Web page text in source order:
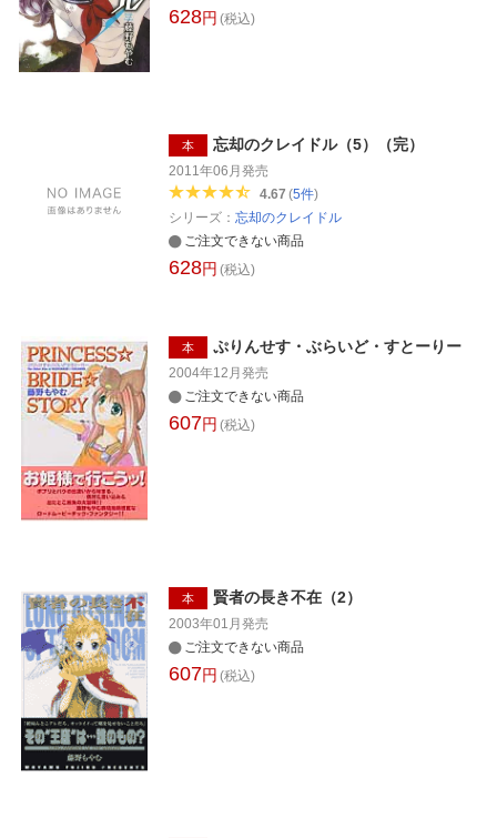
628円 (税込)
本 忘却のクレイドル（5）（完）
2011年06月 発売
4.67 (5件)
シリーズ： 忘却のクレイドル
ご注文できない商品
628円 (税込)
本 ぷりんせす・ぶらいど・すとーりー
2004年12月 発売
ご注文できない商品
607円 (税込)
本 賢者の長き不在（2）
2003年01月 発売
ご注文できない商品
607円 (税込)